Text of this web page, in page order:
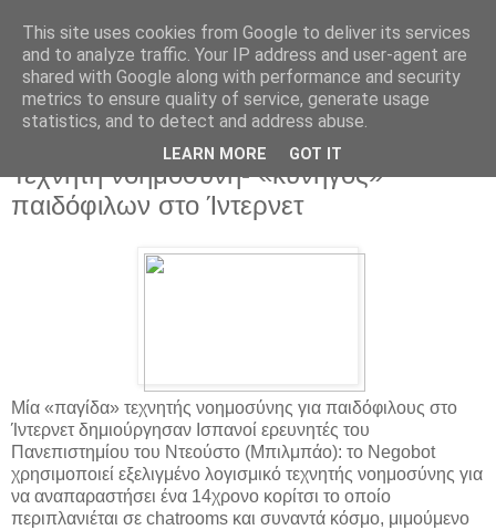
Τεχνητή νοημοσύνη- «κυνηγός»
παιδόφιλων στο Ίντερνετ
Μία «παγίδα» τεχνητής νοημοσύνης για παιδόφιλους στο
Ίντερνετ δημιούργησαν Ισπανοί ερευνητές του
Πανεπιστημίου του Ντεούστο (Μπιλμπάο): το Negobot
χρησιμοποιεί εξελιγμένο λογισμικό τεχνητής νοημοσύνης για
να αναπαραστήσει ένα 14χρονο κορίτσι το οποίο
περιπλανιέται σε chatrooms και συναντά κόσμο, μιμούμενο
This site uses cookies from Google to deliver its services
and to analyze traffic. Your IP address and user-agent are
shared with Google along with performance and security
metrics to ensure quality of service, generate usage
statistics, and to detect and address abuse.
LEARN MORE GOT IT